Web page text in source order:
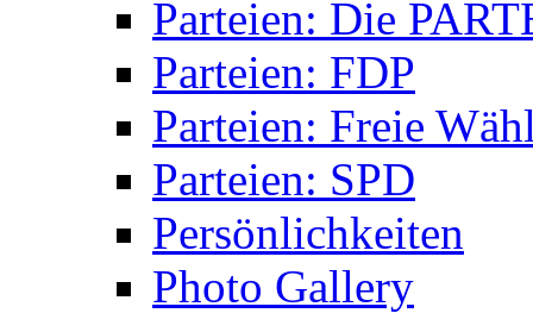
Parteien: Die
Parteien: FDP
Parteien: Freie
Parteien: SPD
Persönlichkeiten
Photo Gallery